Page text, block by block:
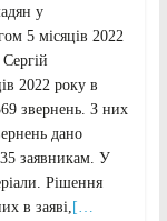
у
5 місяців 2022
2022 року в
звернень. З них
дано
35 заявникам. У
Рішення
в заяві, […